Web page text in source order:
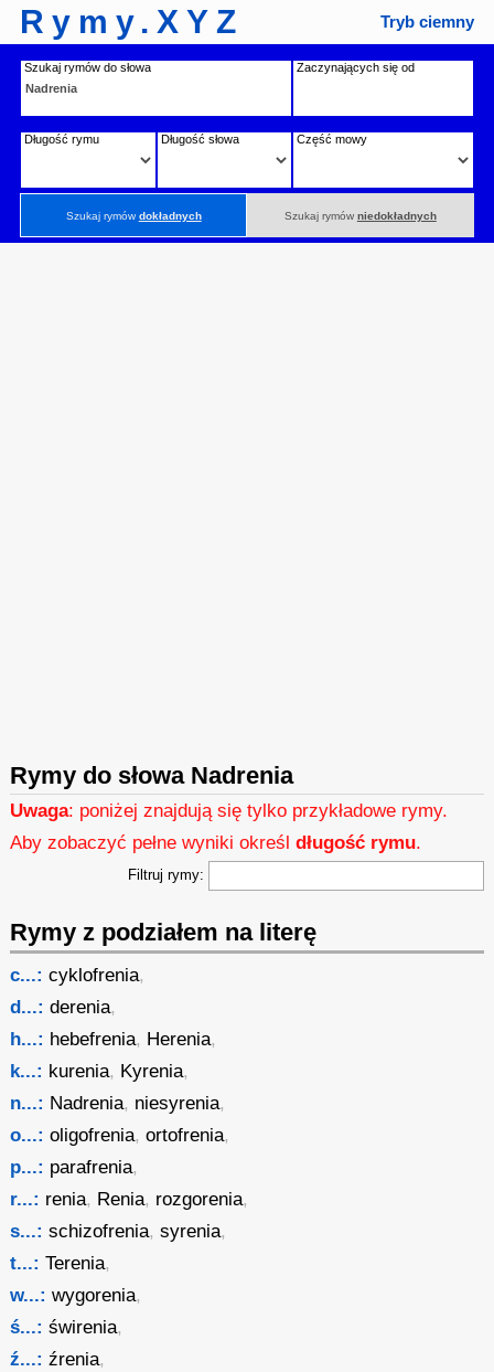
Rymy.XYZ Tryb ciemny
Szukaj rymów do słowa Zaczynających się od
Długość rymu Długość słowa Część mowy
Szukaj rymówdokładnych Szukaj rymów niedokładnych
Rymy do słowa Nadrenia
Uwaga: poniżej znajdują się tylko przykładowe rymy.
Aby zobaczyć pełne wyniki określdługość rymu.
Filtruj rymy:
Rymy z podziałem na literę
c...: cyklofrenia,
d...: derenia,
h...: hebefrenia, Herenia,
k...: kurenia, Kyrenia,
n...: Nadrenia, niesyrenia,
o...: oligofrenia,ortofrenia,
p...: parafrenia,
r...: renia, Renia, rozgorenia,
s...: schizofrenia,syrenia,
t...: Terenia,
w...: wygorenia,
ś...: świrenia,
ź...: źrenia,